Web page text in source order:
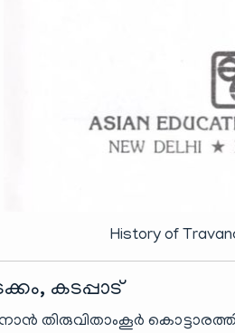
History of
കടപ്പാട്
തിരുവിതാം‌കൂർ